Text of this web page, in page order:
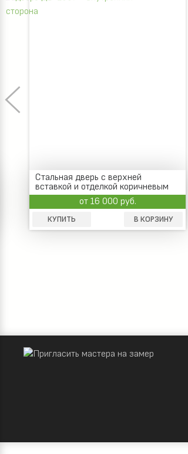
Стальная дверь с верхней
вставкой и отделкой коричневым
ламинатомот 16 000 руб.
КУПИТЬ В КОРЗИНУ